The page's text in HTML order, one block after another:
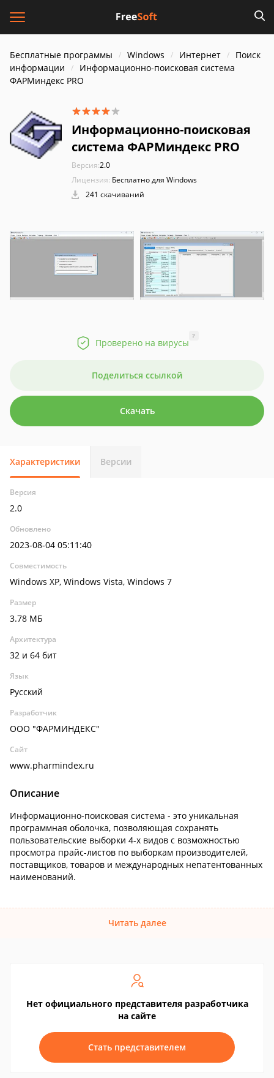
Бесплатные программы Windows Интернет
Поиск
информации
Информационно-поисковая система
ФАРМиндекс PRO
Информационно-поисковая
система ФАРМиндекс PRO
Версия:2.0
Лицензия: Бесплатно для Windows
241 скачиваний
Проверено на вирусы
?
Поделиться ссылкой
Скачать
Характеристики Версии
Версия
2.0
Обновлено
2023-08-04 05:11:40
Совместимость
Windows XP, Windows Vista, Windows 7
Размер
3.78 МБ
Архитектура
32 и 64 бит
Язык
Русский
Разработчик
ООО "ФАРМИНДЕКС"
Сайт
www.pharmindex.ru
Описание
Информационно-поисковая система - это уникальная
программная оболочка, позволяющая сохранять
пользовательские выборки 4-х видов с возможностью
просмотра прайс-листов по выборкам производителей,
поставщиков, товаров и международных непатентованных
наименований.
Читать далее
Нет официального представителя разработчика
на сайте
Стать представителем